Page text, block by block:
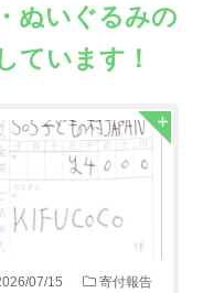
ぬいぐるみの
ています！
07/15 寄付報告